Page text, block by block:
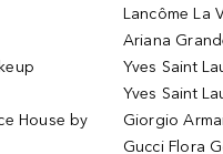
House by
Lancôme La
Ariana
Yves Saint
Yves Saint
Giorgio
Gucci Flora